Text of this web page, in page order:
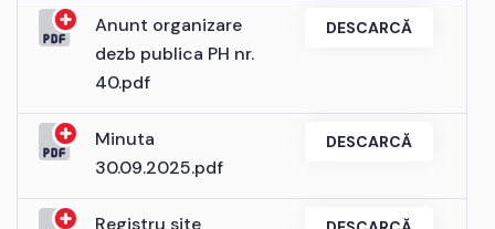
Anunt organizare
dezb publica PH nr.
40.pdf
DESCARCĂ
Minuta
30.09.2025.pdf
DESCARCĂ
Registru site